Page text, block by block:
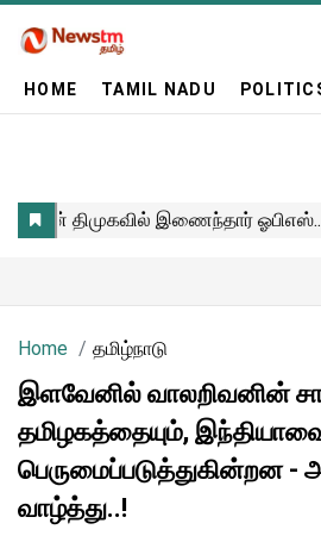
HOME TAMIL NADU
Home தமிழ்நாடு
இளவேனில் வாலறிவனின்
தமிழகத்தையும்,
வாழ்த்து..!